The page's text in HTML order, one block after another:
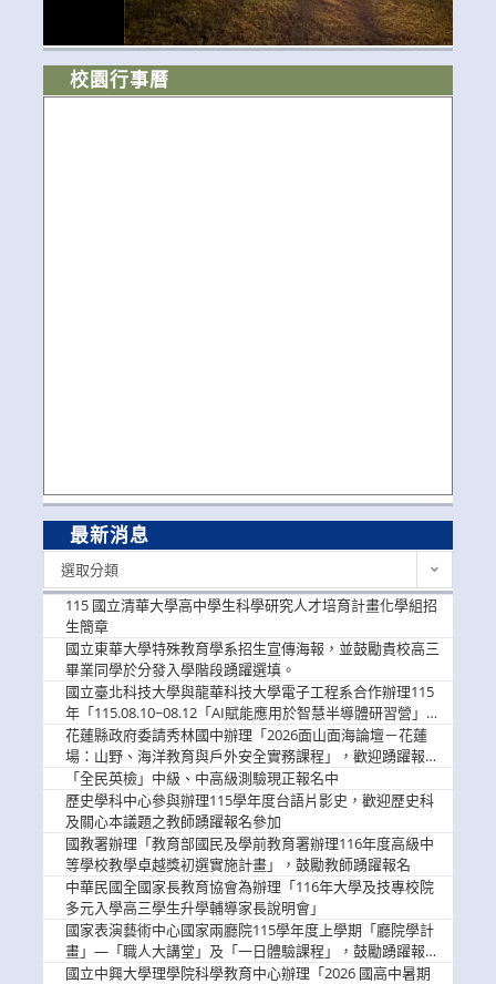
校園行事曆
最新消息
選取分類
115 國立清華大學高中學生科學研究人才培育計畫化學組招
生簡章
國立東華大學特殊教育學系招生宣傳海報，並鼓勵貴校高三
畢業同學於分發入學階段踴躍選填。
國立臺北科技大學與龍華科技大學電子工程系合作辦理115
年「115.08.10~08.12「AI賦能應用於智慧半導體研習營」，
歡迎學生踴躍報名參加
花蓮縣政府委請秀林國中辦理「2026面山面海論壇－花蓮
場：山野、海洋教育與戶外安全實務課程」，歡迎踴躍報名
參加
「全民英檢」中級、中高級測驗現正報名中
歷史學科中心參與辦理115學年度台語片影史，歡迎歷史科
及關心本議題之教師踴躍報名參加
國教署辦理「教育部國民及學前教育署辦理116年度高級中
等學校教學卓越獎初選實施計畫」，鼓勵教師踴躍報名
中華民國全國家長教育協會為辦理「116年大學及技專校院
多元入學高三學生升學輔導家長說明會」
國家表演藝術中心國家兩廳院115學年度上學期「廳院學計
畫」—「職人大講堂」及「一日體驗課程」，鼓勵踴躍報名
參與。
國立中興大學理學院科學教育中心辦理「2026 國高中暑期